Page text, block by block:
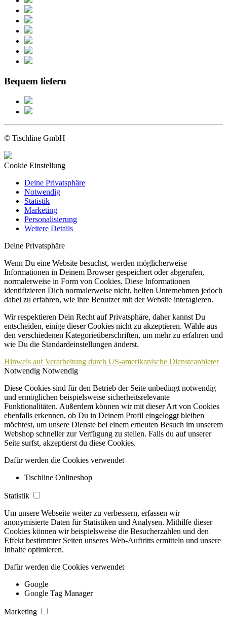
Bequem liefern
© Tischline GmbH
Cookie Einstellung
Deine Privatsphäre
Notwendig
Statistik
Marketing
Personalisierung
Weitere Details
Deine Privatsphäre
Wenn Du eine Website besuchst, werden möglicherweise
Informationen in Deinem Browser gespeichert oder abgerufen,
normalerweise in Form von Cookies. Diese Informationen
identifizieren Dich normalerweise nicht, helfen Unternehmen jedoch
dabei zu erfahren, wie ihre Benutzer mit der Website interagieren.
Wir respektieren Dein Recht auf Privatsphäre, daher kannst Du
entscheiden, einige dieser Cookies nicht zu akzeptieren. Wähle aus
den verschiedenen Kategorieüberschriften, um mehr zu erfahren und
wie Du die Standardeinstellungen änderst.
Hinweis auf Verarbeitung durch US-amerikanische Diensteanbieter
Notwendig Notwendig
Diese Cookies sind für den Betrieb der Seite unbedingt notwendig
und ermöglichen beispielsweise sicherheitsrelevante
Funktionalitäten. Außerdem können wir mit dieser Art von Cookies
ebenfalls erkennen, ob Du in Deinem Profil eingeloggt bleiben
möchtest, um unsere Dienste bei einem erneuten Besuch im unserem
Webshop schneller zur Verfügung zu stellen. Falls du auf unserer
Seite surfst, akzeptierst du diese Cookies.
Dafür werden die Cookies verwendet
Tischline Onlineshop
Statistik
Um unsere Webseite weiter zu verbessern, erfassen wir
anonymisierte Daten für Statistiken und Analysen. Mithilfe dieser
Cookies können wir beispielsweise die Besucherzahlen und den
Effekt bestimmter Seiten unseres Web-Auftritts ermitteln und unsere
Inhalte optimieren.
Dafür werden die Cookies verwendet
Google
Google Tag Manager
Marketing